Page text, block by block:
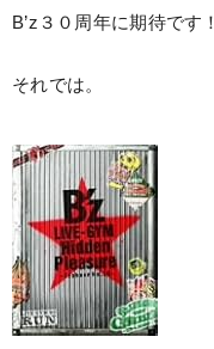
B’z３０周年に期待です！
それでは。